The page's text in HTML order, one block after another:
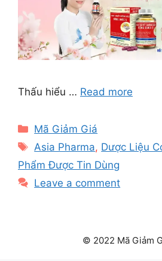
Thấu hiểu … Read more
Categories
Mã Giảm Giá
Tags
Asia Pharma, Dược Liệu
Phẩm Được Tin Dùng
Leave a comment
© 2022 Mã Giảm